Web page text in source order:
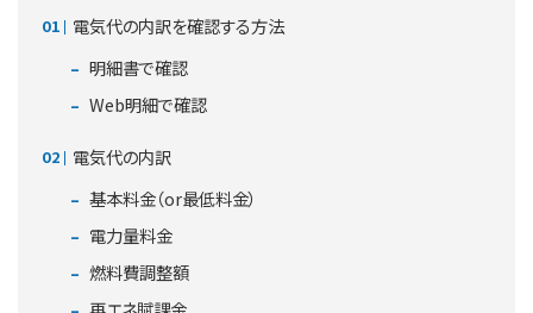
電気代の内訳を確認する方法
明細書で確認
Web明細で確認
電気代の内訳
基本料金（or最低料金）
電力量料金
燃料費調整額